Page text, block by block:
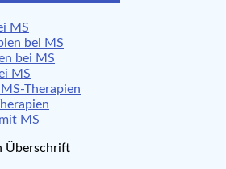
MS
bei MS
bei MS
MS
Therapien
MS